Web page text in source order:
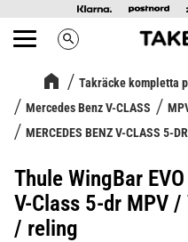
Meny search
Takräcke kompletta
Mercedes Benz V-CLASS
MERCEDES BENZ V-CLASS 5-
Thule WingBar
V-Class 5-dr MPV
/ reling